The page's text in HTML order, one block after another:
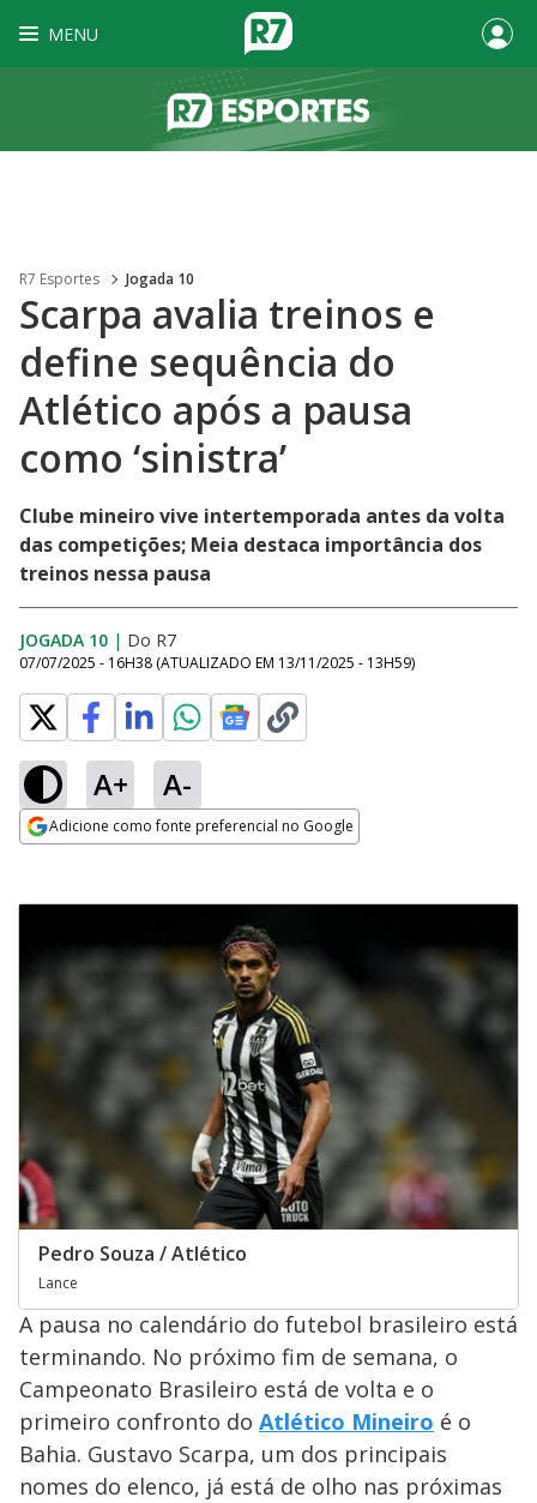
MENU
R7 Esportes Jogada 10
Scarpa avalia treinos e
define sequência do
Atlético após a pausa
como ‘sinistra’
Clube mineiro vive intertemporada antes da volta
das competições; Meia destaca importância dos
treinos nessa pausa
JOGADA 10 | Do R7
07/07/2025 - 16H38 (ATUALIZADO EM 13/11/2025 - 13H59)
A+ A-
Adicione como fonte preferencial no Google
Pedro Souza / Atlético
Lance
A pausa no calendário do futebol brasileiro está
terminando. No próximo fim de semana, o
Campeonato Brasileiro está de volta e o
primeiro confronto do Atlético Mineiro é o
Bahia. Gustavo Scarpa, um dos principais
nomes do elenco, já está de olho nas próximas